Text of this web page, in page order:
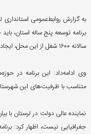
به گزارش روابط‌عمومی
سالانه ۱۶۰۰ شغل از این محل، ایجاد شود.
وی ادامه‌داد: این برنامه در
متناسب با ظرفیت‌های این
نماینده عالی دولت در لرستان با
جغرافیایی نیست، اظهار کرد: